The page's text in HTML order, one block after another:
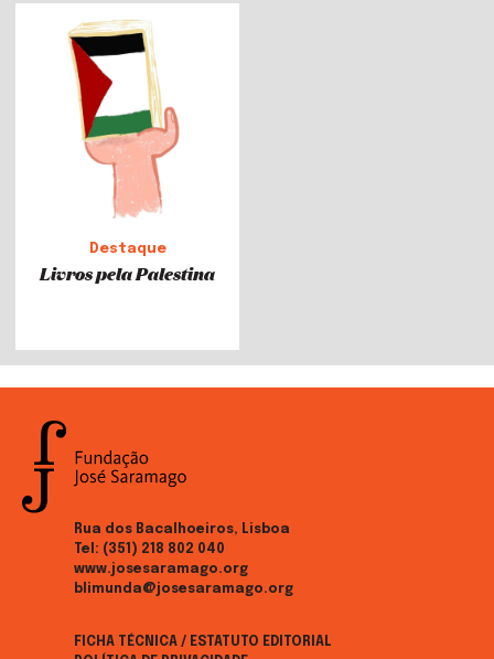
Destaque
Livros pela Palestina
Rua dos Bacalhoeiros, Lisboa
Tel: (351) 218 802 040
www.josesaramago.org
blimunda@josesaramago.org
FICHA TÉCNICA / ESTATUTO EDITORIAL